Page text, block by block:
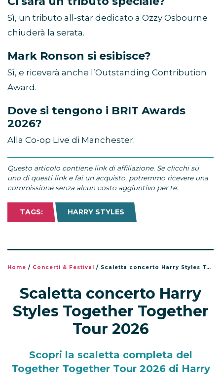
Sì, un tributo all-star dedicato a Ozzy Osbourne
chiuderà la serata.
Mark Ronson si esibisce?
Sì, e riceverà anche l’Outstanding Contribution
Award.
Dove si tengono i BRIT Awards
2026?
Alla Co-op Live di Manchester.
Questo articolo contiene link di affiliazione. Se clicchi su
uno di questi link e fai un acquisto, potremmo ricevere una
commissione senza alcun costo aggiuntivo per te.
TAGS: HARRY STYLES
Home / Concerti & Festival / Scaletta concerto Harry Styles Together Together Tour 2026
Scaletta concerto Harry
Styles Together Together
Tour 2026
Scopri la scaletta completa del
Together Together Tour 2026 di Harry